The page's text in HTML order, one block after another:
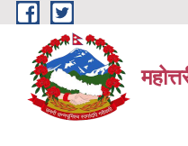
Skip to main content